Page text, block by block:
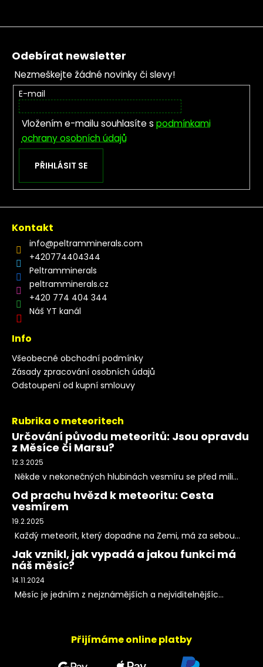
Zápatí
Odebírat newsletter
Nezmeškejte žádné novinky či slevy!
E-mail
Vložením e-mailu souhlasíte s podmínkami
ochrany osobních údajů
PŘIHLÁSIT SE
Kontakt
info@peltramminerals.com
+420774404344
Peltramminerals
peltramminerals.cz
+420 774 404 344
Náš YT kanál
Info
Všeobecné obchodní podmínky
Zásady zpracování osobních údajů
Odstoupení od kupní smlouvy
Rubrika o meteoritech
Určování původu meteoritů: Jsou opravdu
z Měsíce či Marsu?
12.3.2025
Někde v nekonečných hlubinách vesmíru se před mili...
Od prachu hvězd k meteoritu: Cesta
vesmírem
19.2.2025
Každý meteorit, který dopadne na Zemi, má za sebou...
Jak vznikl, jak vypadá a jakou funkci má
náš měsíc?
14.11.2024
Měsíc je jedním z nejznámějších a nejviditelnějšíc...
Přijímáme online platby